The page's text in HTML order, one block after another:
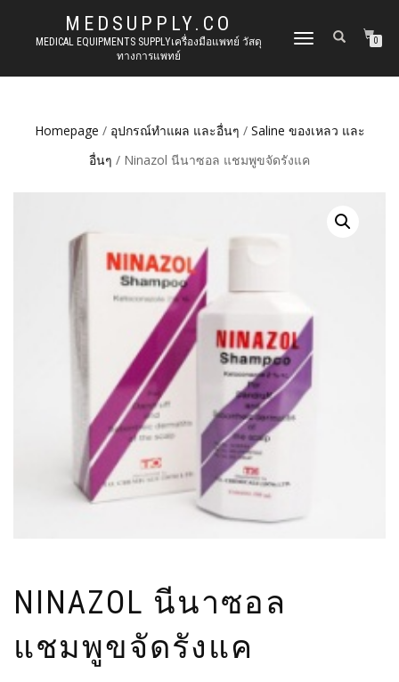
MEDSUPPLY.CO
MEDICAL EQUIPMENTS SUPPLYเครื่องมือแพทย์ วัสดุ
ทางการแพทย์
TOGGLE
0
Homepage / อุปกรณ์ทำแผล และอื่นๆ / Saline ของเหลว และ
อื่นๆ / Ninazol นีนาซอล แชมพูขจัดรังแค
NINAZOL นีนาซอล
แชมพูขจัดรังแค